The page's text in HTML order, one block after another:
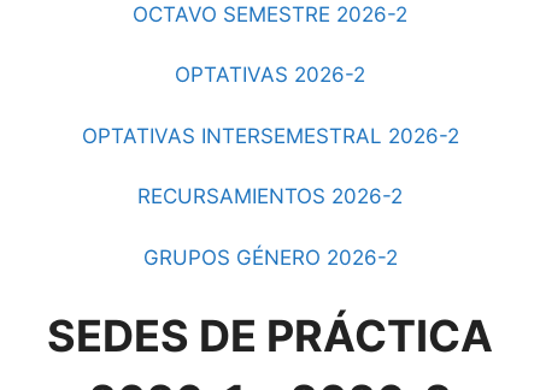
OCTAVO SEMESTRE 2026-2
OPTATIVAS 2026-2
OPTATIVAS INTERSEMESTRAL 2026-2
RECURSAMIENTOS 2026-2
GRUPOS GÉNERO 2026-2
SEDES DE PRÁCTICA